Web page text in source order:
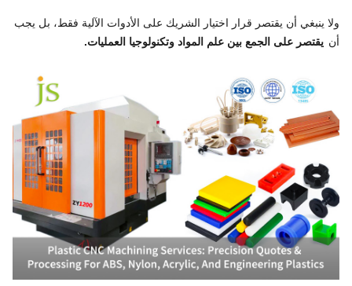
ولا ينبغي أن يقتصر قرار اختيار الشريك على الأدوات الآلية فقط، بل يجب
أن يقتصر على الجمع بين علم المواد وتكنولوجيا العمليات.